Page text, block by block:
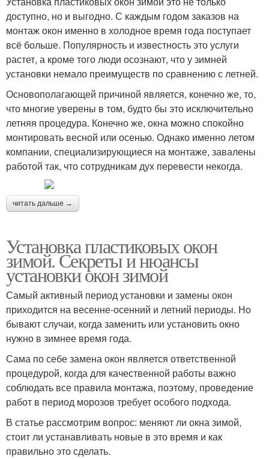
доступно, но и выгодно. С каждым годом заказов на
монтаж окон именно в холодное время года поступает
всё больше. Популярность и известность это услуги
растет, а кроме того люди осознают, что у зимней
установки немало преимуществ по сравнению с летней.
Основополагающей причиной является, конечно же, то,
что многие уверены в том, будто бы это исключительно
летняя процедура. Конечно же, окна можно спокойно
монтировать весной или осенью. Однако именно летом
компании, специализирующиеся на монтаже, завалены
работой так, что сотрудникам дух перевести некогда.
читать дальше →
Установка пластиковых окон
зимой. Секреты и нюансы
установки окон зимой
Самый активный период установки и замены окон
приходится на весенне-осенний и летний периоды. Но
бывают случаи, когда заменить или установить окно
нужно в зимнее время года.
Сама по себе замена окон является ответственной
процедурой, когда для качественной работы важно
соблюдать все правила монтажа, поэтому, проведение
работ в период морозов требует особого подхода.
В статье рассмотрим вопрос: меняют ли окна зимой,
стоит ли устанавливать новые в это время и как
правильно это сделать.